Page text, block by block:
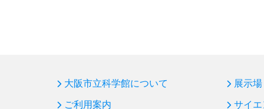
大阪市立科学館について
ご利用案内
展示場
サイ